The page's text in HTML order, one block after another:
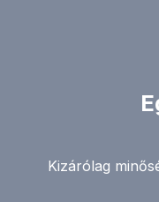
Kizárólag